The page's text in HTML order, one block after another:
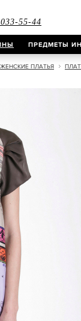
55-44
ПРЕДМЕТЫ
ЖЕНСКИЕ ПЛАТЬЯ